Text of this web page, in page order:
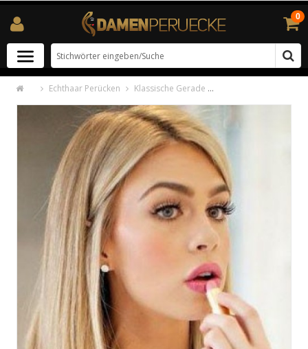
0
Echthaar Perücken Klassische Gerade Spitzefront Echthaar Perücken